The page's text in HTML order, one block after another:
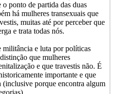
ponto de partida das duas
há mulheres transexuais que
muitas até por perceber que
e trata todas nós.
militância e luta por políticas
que mulheres
e que travestis não. É
importante e que
(inclusive porque encontra algum